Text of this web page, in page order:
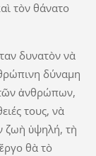
τὸν θάνατο
δυνατὸν νὰ
δύναμη
τῶν ἀνθρώπων,
τους, νὰ
ζωὴ ὑψηλή, τὴ
θὰ τὸ